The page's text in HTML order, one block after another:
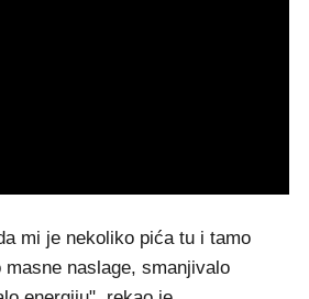
mi je nekoliko pića tu i tamo
naslage, smanjivalo